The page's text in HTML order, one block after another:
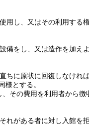
し、又はその利用する
をし、又は造作を加え
ちに原状に回復しなければ
様とする。
その費用を利用者から徴
がある者に対し入館を